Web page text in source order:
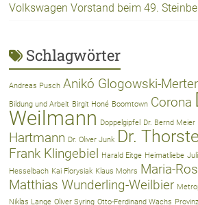
Volkswagen Vorstand beim 49.
Schlagwörter
Andreas Pusch Anikó Glogowski-
Bildung und Arbeit Birgit Honé Boomtown Corona
Weilmann Doppelgipfel Dr. Bernd Meier
Hartmann Dr. Oliver Junk Dr.
Frank Klingebiel Harald Eitge Heimatliebe
Hesselbach Kai Florysiak Klaus Mohrs Maria-
Matthias Wunderling-Weilbier
Niklas Lange Oliver Syring Otto-Ferdinand Wachs